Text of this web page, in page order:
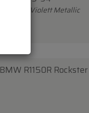
Daytona Violett Metallic
BMW R1150R